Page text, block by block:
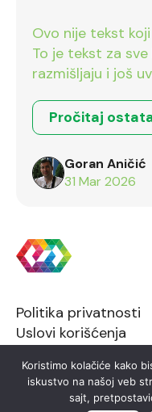
Ovo nije tekst
To je tekst za
razmišljaju i još uvek nisu doneli odluku.
Pročitaj
Goran Aničić
31 Mar 2026
Politika privatnosti
Uslovi korišćenja
2026 © FTN Informatika
Koristimo kolačiće kako
iskustvo na našoj veb
sajt,